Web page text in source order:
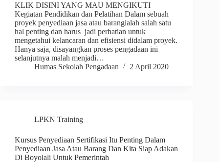
KLIK DISINI YANG MAU MENGIKUTI
Kegiatan Pendidikan dan Pelatihan Dalam sebuah
proyek penyediaan jasa atau barangialah salah satu
hal penting dan harus jadi perhatian untuk
mengetahui kelancaran dan efisiensi didalam proyek.
Hanya saja, disayangkan proses pengadaan ini
selanjutnya malah menjadi…
Humas Sekolah Pengadaan
2 April 2020
LPKN Training
Kursus Penyediaan Sertifikasi Itu Penting Dalam
Penyediaan Jasa Atau Barang Dan Kita Siap Adakan
Di Boyolali Untuk Pemerintah